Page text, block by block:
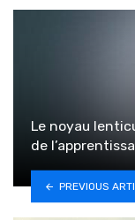
Le noyau
de
PREVIOUS